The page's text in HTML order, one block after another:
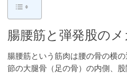
腸腰筋と弾発股の
腸腰筋という筋肉は腰の骨の横
節の大腿骨（足の骨）の内側、